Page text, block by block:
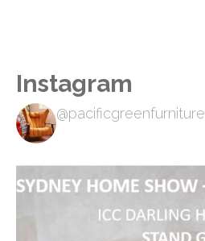
Instagram
@pacificgreenfurniture